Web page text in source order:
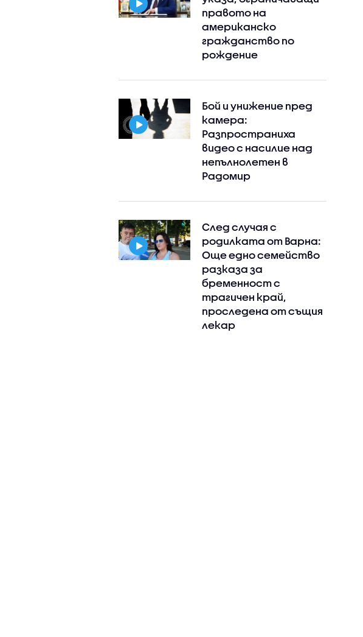
правото на
американско
гражданство по
рождение
Бой и унижение пред
камера:
Разпространиха
видео с насилие над
непълнолетен в
Радомир
След случая с
родилката от Варна:
Още едно семейство
разказа за
бременност с
трагичен край,
проследена от същия
лекар